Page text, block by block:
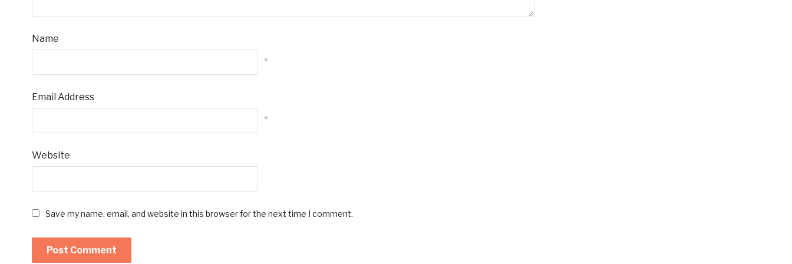
Name
*
Email Address
*
Website
Save my name, email, and website in this browser for the next time I comment.